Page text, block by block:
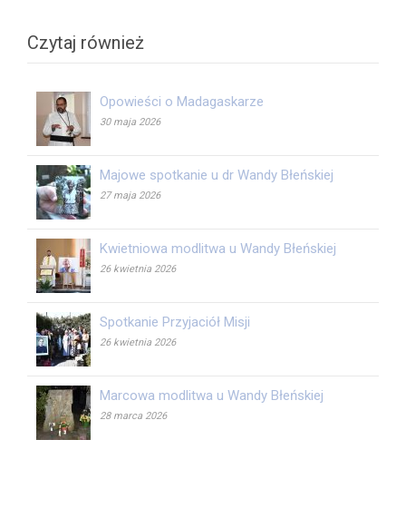
Czytaj również
Opowieści o Madagaskarze
30 maja 2026
Majowe spotkanie u dr Wandy Błeńskiej
27 maja 2026
Kwietniowa modlitwa u Wandy Błeńskiej
26 kwietnia 2026
Spotkanie Przyjaciół Misji
26 kwietnia 2026
Marcowa modlitwa u Wandy Błeńskiej
28 marca 2026